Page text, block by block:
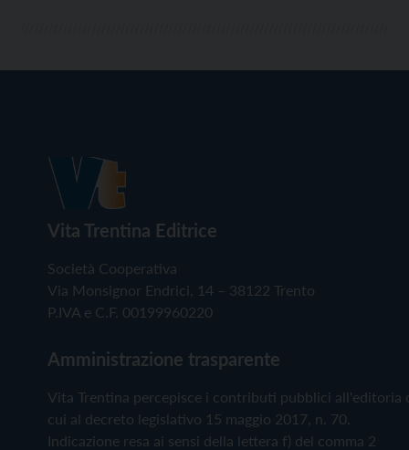
Vita Trentina Editrice
Società Cooperativa
Via Monsignor Endrici, 14 – 38122 Trento
P.IVA e C.F. 00199960220
Amministrazione trasparente
Vita Trentina percepisce i contributi pubblici all'editoria
cui al decreto legislativo 15 maggio 2017, n. 70.
Indicazione resa ai sensi della lettera f) del comma 2